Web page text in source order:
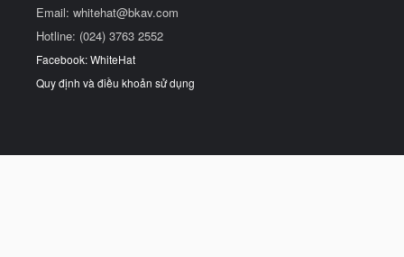
Email: whitehat@bkav.com
Hotline: (024) 3763 2552
Facebook: WhiteHat
Quy định và điều khoản sử dụng